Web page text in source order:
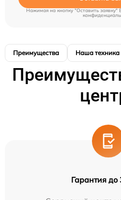
Нажимая на кнопку "Оставить заявку"
Преимущества Наша техника
Гарантия до